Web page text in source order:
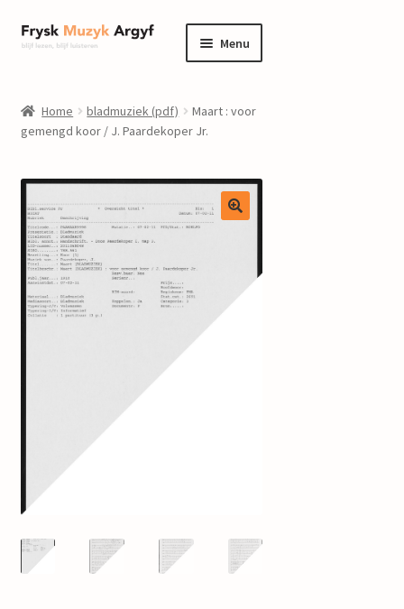
Ga
door
navigatie
Ga
naar
inhoud
Menu
informatie
winkel
Submenu
uitvouwen
Componisten
nieuws
Home bladmuziek (pdf)
Maart : voor
gemengd koor / J. Paardekoper Jr.